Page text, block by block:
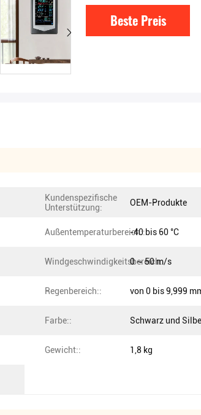
Beste Preis
Kundenspezifische
Unterstützung:
OEM-Produkte
Außentemperaturbereich::-40 bis 60 °C
Windgeschwindigkeitsbereich:
0 ~ 50 m/s
Regenbereich:: von 0 bis 9,999
Farbe:: Schwarz und
Gewicht:: 1,8 kg